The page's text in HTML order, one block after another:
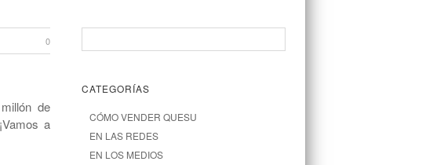
0
de
¡Vamos a
CATEGORÍAS
CÓMO VENDER QUESU
EN LAS REDES
EN LOS MEDIOS